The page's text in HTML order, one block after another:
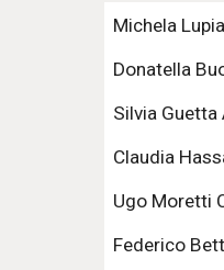
Michela
Donatella
Silvia
Claudia
Ugo Moretti
Federico